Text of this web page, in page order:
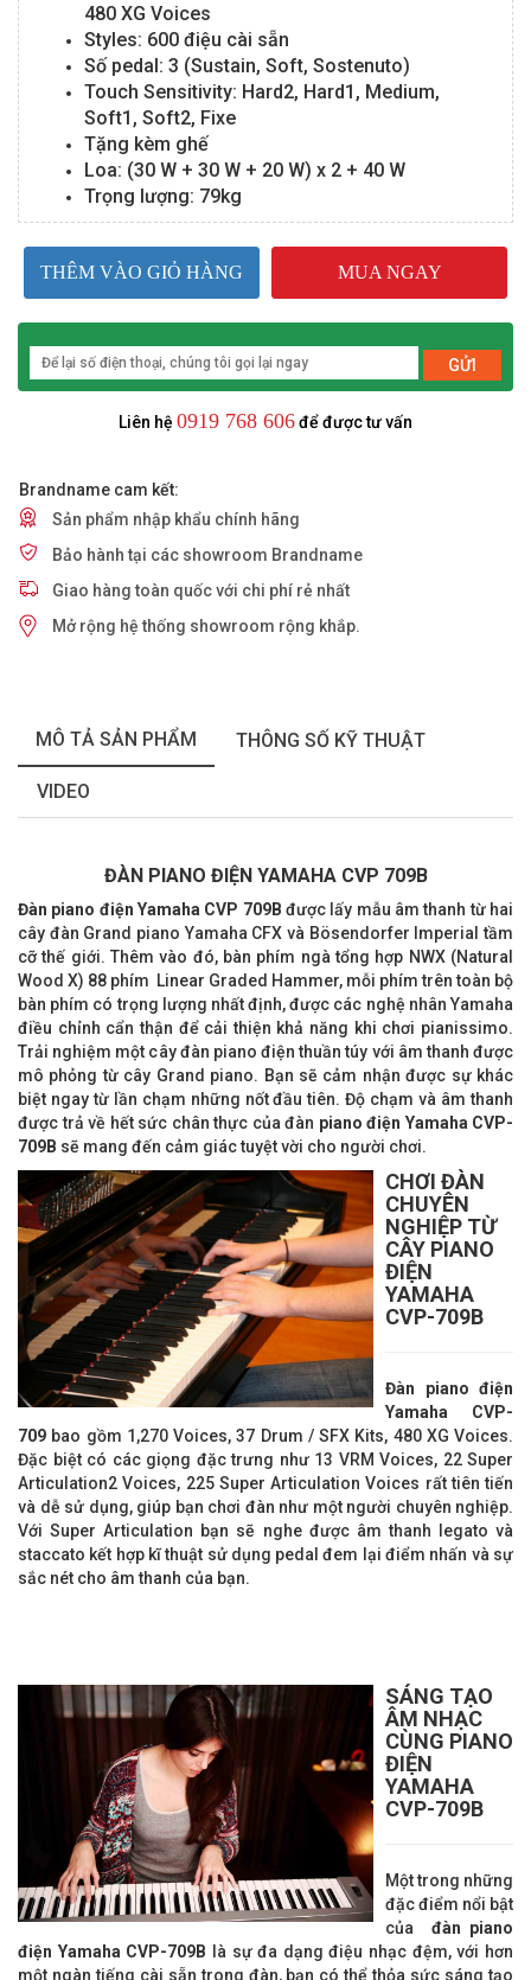
480 XG Voices
Styles: 600 điệu cài sẵn
Số pedal: 3 (Sustain, Soft, Sostenuto)
Touch Sensitivity: Hard2, Hard1, Medium,
Soft1, Soft2, Fixe
Tặng kèm ghế
Loa: (30 W + 30 W + 20 W) x 2 + 40 W
Trọng lượng: 79kg
THÊM VÀO GIỎ HÀNG MUA NGAY
GỬI
Liên hệ 0919 768 606để được tư vấn
Brandname cam kết:
Sản phẩm nhập khẩu chính hãng
Bảo hành tại các showroom Brandname
Giao hàng toàn quốc với chi phí rẻ nhất
Mở rộng hệ thống showroom rộng khắp.
MÔ TẢ SẢN PHẨM THÔNG SỐ KỸ THUẬT
VIDEO
ĐÀN PIANO ĐIỆN YAMAHA CVP 709B
Đàn piano điện Yamaha CVP 709B được lấy mẫu âm thanh từ hai
cây đàn Grand piano Yamaha CFX và Bösendorfer Imperial tầm
cỡ thế giới. Thêm vào đó, bàn phím ngà tổng hợp NWX (Natural
Wood X) 88 phím Linear Graded Hammer, mỗi phím trên toàn bộ
bàn phím có trọng lượng nhất định, được các nghệ nhân Yamaha
điều chỉnh cẩn thận để cải thiện khả năng khi chơi pianissimo.
Trải nghiệm một cây đàn piano điện thuần túy với âm thanh được
mô phỏng từ cây Grand piano. Bạn sẽ cảm nhận được sự khác
biệt ngay từ lần chạm những nốt đầu tiên. Độ chạm và âm thanh
được trả về hết sức chân thực của đàn piano điện Yamaha CVP-
709B sẽ mang đến cảm giác tuyệt vời cho người chơi.
CHƠI ĐÀN
CHUYÊN
NGHIỆP TỪ
CÂY PIANO
ĐIỆN
YAMAHA
CVP-709B
Đàn piano điện
Yamaha
CVP-
709 bao gồm 1,270 Voices, 37 Drum / SFX Kits, 480 XG Voices.
Đặc biệt có các giọng đặc trưng như 13 VRM Voices, 22 Super
Articulation2 Voices, 225 Super Articulation Voices rất tiên tiến
và dễ sử dụng, giúp bạn chơi đàn như một người chuyên nghiệp.
Với Super Articulation bạn sẽ nghe được âm thanh legato và
staccato kết hợp kĩ thuật sử dụng pedal đem lại điểm nhấn và sự
sắc nét cho âm thanh của bạn.
SÁNG TẠO
ÂM NHẠC
CÙNG PIANO
ĐIỆN
YAMAHA
CVP-709B
Một trong những
đặc điểm nổi bật
của đàn piano
điện Yamaha CVP-709B là sự đa dạng điệu nhạc đệm, với hơn
một ngàn tiếng cài sẵn trong đàn, bạn có thể thỏa sức sáng tạo